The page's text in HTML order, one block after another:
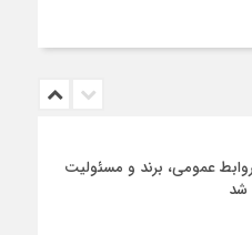
عمومی، برند و مسئولیت
شد